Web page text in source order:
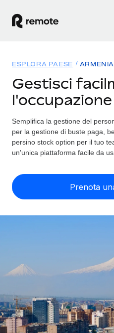
ASSUMI NEL MONDO
Global Payroll
Gestisci il payroll a
Employer of Record
Contractor
Affidati agli esperti per la
compliance globale
Soluzioni
COPERTURA GLOBALE
Ricerca paesi
Trova i servizi di supporto
Confronta Remote
Scopri come ci
Integra l'HR globale nella
Tariffe
English
Deutsch
Italiano
ESPLORA PAESE ARMENIA
Gestisci
Semplifica la gestione del
per la gestione di buste paga,
persino stock option per il tuo
un'unica piattaforma facile da
Prenota